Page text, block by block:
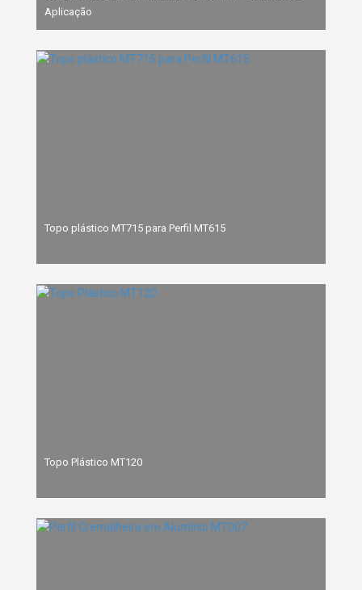
Aplicação
Topo plástico MT715 para Perfil MT615
Topo Plástico MT120